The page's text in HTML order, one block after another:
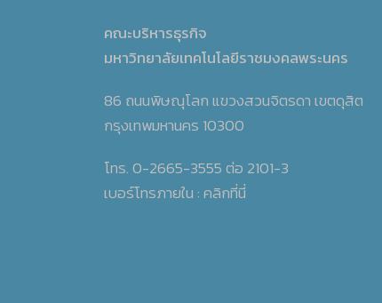
คณะบริหารธุรกิจ
มหาวิทยาลัยเทคโนโลยีราชมงคลพระนคร
86 ถนนพิษณุโลก แขวงสวนจิตรดา เขตดุสิต
กรุงเทพมหานคร 10300
โทร. 0-2665-3555 ต่อ 2101-3
เบอร์โทรภายใน :คลิกที่นี่